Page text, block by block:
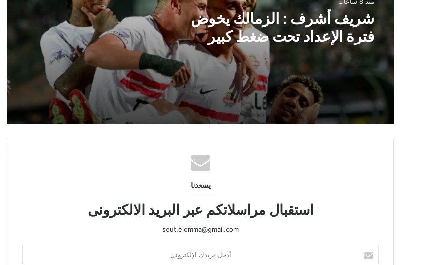
شريف أشرف : الزمالك يخوض
فترة الإعداد تحت ضغط كبير
وزيرة تركية بعد انتقال صلاح لطرابزون:
أشعر بخيبة أمل وتمنيت هذا النادي
وزير الشباب والرياضة يشيد بالأداء البطولي
لمنتخب ناشئات اليد في مونديال العالم
يوسف رحلة التتويج بالدوري .. قناة الزمالك
تعرض فيلم “الحدوتة” اليوم
يسعدنا
استقبال مراسلاتكم عبر البريد الالكترونى
sout.elomma@gmail.com
بريدك